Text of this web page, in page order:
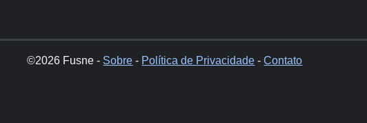
©2026 Fusne - Sobre - Política de Privacidade -Contato